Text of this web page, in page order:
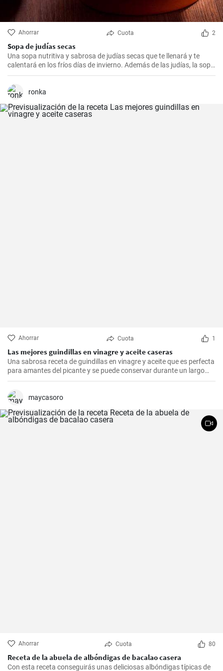
Ahorrar Cuota 2
Sopa de judías secas
Una sopa nutritiva y sabrosa de judías secas que te llenará y te
calentará en los fríos días de invierno. Además de las judías, la sopa
también tiene patatas, zanahorias y cebolla, que le dan un rico
sabor y aroma.
ronka
Ahorrar Cuota 1
Las mejores guindillas en vinagre y aceite caseras
Una sabrosa receta de guindillas en vinagre y aceite que es perfecta
para amantes del picante y se puede conservar durante un largo
periodo de tiempo.
maycasoro
Ahorrar Cuota 80
Receta de la abuela de albóndigas de bacalao casera
Con esta receta conseguirás unas deliciosas albóndigas típicas de